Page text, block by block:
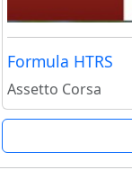
Formula HTRS
Assetto Corsa